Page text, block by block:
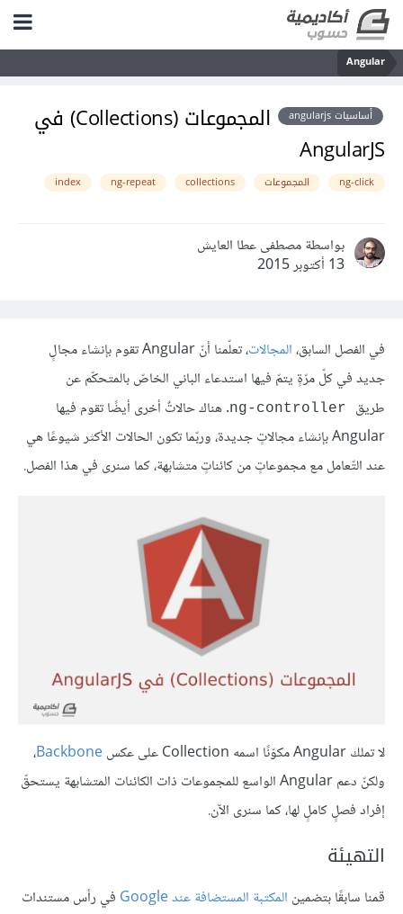
Angular
أساسيات angularjs
المجموعات (Collections) في
AngularJS
ng-click المجموعات collections
ng-repeat
index
بواسطة مصطفى عطا العايش
13 أكتوبر 2015
في الفصل السابق،المجالات
، تعلّمنا أنّ Angular تقوم بإنشاء مجالٍ
جديد في كلّ مرّةٍ يتمّ فيها استدعاء الباني الخاصّ بالمتحكّم عن
طريق
. هناك حالاتٌ أخرى أيضًا تقوم فيها
Angular بإنشاء مجالاتٍ جديدة، وربّما تكون الحالات الأكثر شيوعًا هي
عند التّعامل مع مجموعاتٍ من كائناتٍ متشابهة، كما سنرى في هذا الفصل.
لا تملك Angular مكوّنًا اسمه Collection على عكس Backbone،
ولكنّ دعم Angular الواسع للمجموعات ذات الكائنات المتشابهة يستحقّ
إفراد فصلٍ كاملٍ لها، كما سنرى الآن.
التهيئة
قمنا سابقًا بتضمين المكتبة المستضافة عند Google
في رأس مستندات